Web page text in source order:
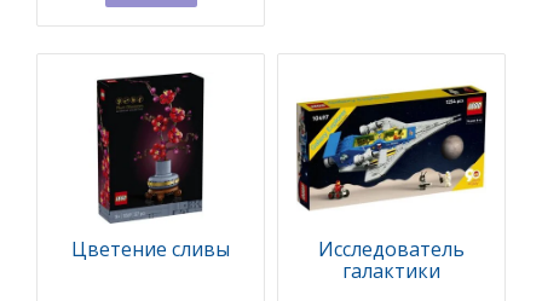
Цветение сливы
Исследователь
галактики